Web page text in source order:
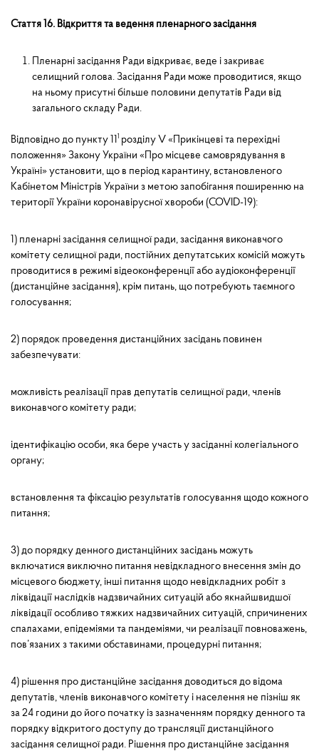
Стаття 16. Відкриття та ведення пленарного засідання
Пленарні засідання Ради відкриває, веде і закриває
селищний голова. Засідання Ради може проводитися, якщо
на ньому присутні більше половини депутатів Ради від
загаль­ного складу Ради.
Відповідно до пункту 111 розділу V «Прикінцеві та перехідні
положення» Закону України «Про місцеве самоврядування в
Україні» установити, що в період карантину, встановленого
Кабінетом Міністрів України з метою запобігання поширенню на
території України коронавірусної хвороби (COVID-19):
1) пленарні засідання селищної ради, засідання виконавчого
комітету селищної ради, постійних депутатських комісій можуть
проводитися в режимі відеоконференції або аудіоконференції
(дистанційне засідання), крім питань, що потребують таємного
голосування;
2) порядок проведення дистанційних засідань повинен
забезпечувати:
можливість реалізації прав депутатів селищної ради, членів
виконавчого комітету ради;
ідентифікацію особи, яка бере участь у засіданні колегіального
органу;
встановлення та фіксацію результатів голосування щодо кожного
питання;
3) до порядку денного дистанційних засідань можуть
включатися виключно питання невідкладного внесення змін до
місцевого бюджету, інші питання щодо невідкладних робіт з
ліквідації наслідків надзвичайних ситуацій або якнайшвидшої
ліквідації особливо тяжких надзвичайних ситуацій, спричинених
спалахами, епідеміями та пандеміями, чи реалізації повноважень,
пов’язаних з такими обставинами, процедурні питання;
4) рішення про дистанційне засідання доводиться до відома
депутатів, членів виконавчого комітету і населення не пізніш як
за 24 години до його початку із зазначенням порядку денного та
порядку відкритого доступу до трансляції дистанційного
засідання селищної ради. Рішення про дистанційне засідання